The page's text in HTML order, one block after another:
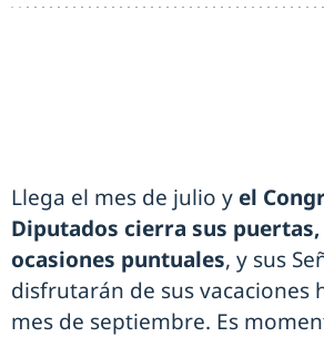
Llega el mes de julio y el
Diputados cierra sus
ocasiones puntuales, y sus
disfrutarán de sus vacaciones
mes de septiembre. Es